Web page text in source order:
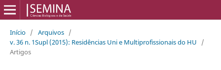
Início / Arquivos /
v. 36 n. 1Supl (2015): Residências Uni e Multiprofissionais do HU
/
Artigos